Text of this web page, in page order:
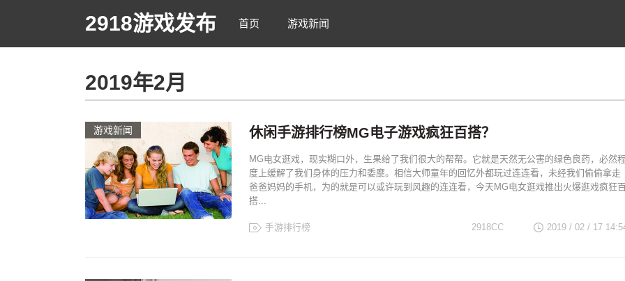
2918游戏发布 首页 游戏新闻
2019年2月
游戏新闻 休闲手游排行榜MG电子游戏疯狂百搭？
MG电女逛戏，现实糊口外，生果给了我们很大的帮帮。它就是天然无公害的绿色良药，必然程
度上缓解了我们身体的压力和委靡。相信大师童年的回忆外都玩过连连看，未经我们偷偷拿走
爸爸妈妈的手机，为的就是可以或许玩到风趣的连连看，今天MG电女逛戏推出火爆逛戏疯狂百
搭...
手游排行榜 2019 / 02 / 17
2918CC